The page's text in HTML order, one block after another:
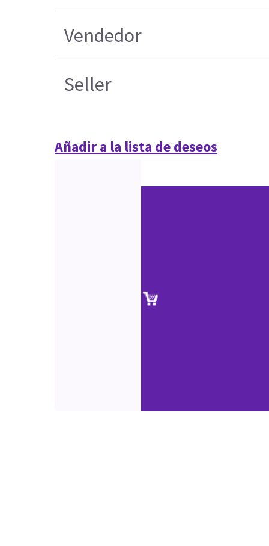
Vendedor
Seller
Añadir a la lista de deseos